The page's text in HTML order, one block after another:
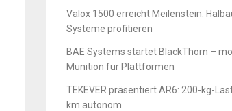
Valox 1500 erreicht Meilenstein:
Systeme profitieren
BAE Systems startet BlackThorn –
Munition für Plattformen
TEKEVER präsentiert AR6: 200-kg-
km autonom